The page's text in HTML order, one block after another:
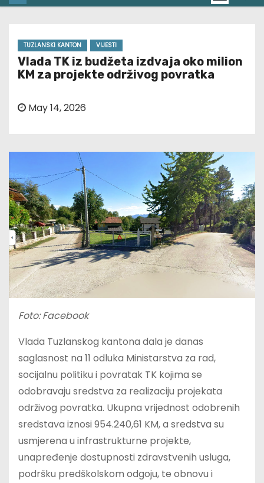
TUZLANSKI KANTON VIJESTI
Vlada TK iz budžeta izdvaja oko milion
KM za projekte održivog povratka
May 14, 2026
Foto: Facebook
Vlada Tuzlanskog kantona dala je danas
saglasnost na 11 odluka Ministarstva za rad,
socijalnu politiku i povratak TK kojima se
odobravaju sredstva za realizaciju projekata
održivog povratka. Ukupna vrijednost odobrenih
sredstava iznosi 954.240,61 KM, a sredstva su
usmjerena u infrastrukturne projekte,
unapređenje dostupnosti zdravstvenih usluga,
podršku predškolskom odgoju, te obnovu i